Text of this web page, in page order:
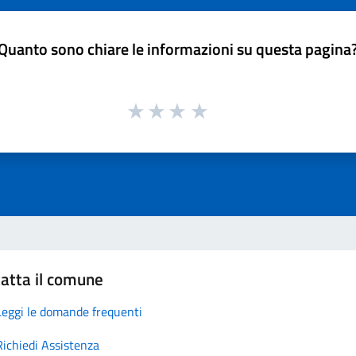
sono chiare le informazioni su questa
il comune
le domande frequenti
Assistenza